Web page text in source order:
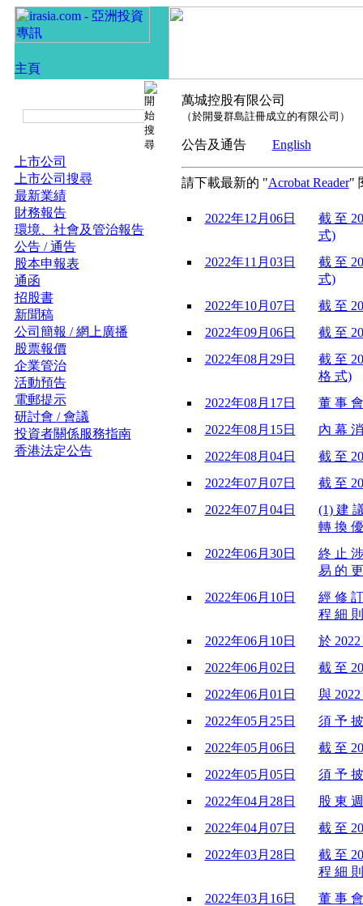
上市公司
上市公司搜尋
最新業績
財務報告
環境、社會及管治報告
公告 / 通告
股本申報表
通函
招股書
新聞稿
公司簡報 / 網上廣播
股票報價
企業管治
活動預告
電郵提示
研討會 / 會議
投資者關係服務指南
香港法定公告
萬城控股有限公司
（於開曼群島註冊成立的有限公司）
公告及通告 English
請下載最新的 "Acrobat Reader"
2022年12月06日
截 至
式)
2022年11月03日
截 至
式)
2022年10月07日
截 至
2022年09月06日
截 至
2022年08月29日
截 至
格 式)
2022年08月17日
董 事
2022年08月15日
內 幕
2022年08月04日
截 至
2022年07月07日
截 至
2022年07月04日
(1) 建
轉 換
2022年06月30日
終 止
易 的
2022年06月10日
經 修
程 細
2022年06月10日
於
2022年06月02日
截 至
2022年06月01日
與
2022年05月25日
須 予
2022年05月06日
截 至
2022年05月05日
須 予
2022年04月28日
股 東
2022年04月07日
截 至
2022年03月28日
截 至
程 細
2022年03月16日
董 事